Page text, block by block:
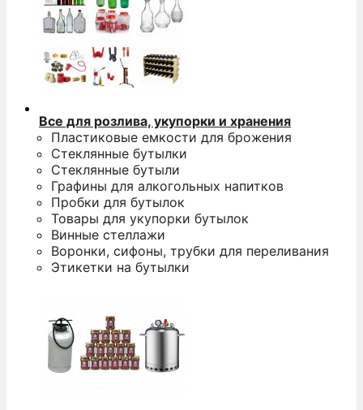
Все для розлива, укупорки и хранения
Пластиковые емкости для брожения
Стеклянные бутылки
Стеклянные бутыли
Графины для алкогольных напитков
Пробки для бутылок
Товары для укупорки бутылок
Винные стеллажи
Воронки, сифоны, трубки для переливания
Этикетки на бутылки